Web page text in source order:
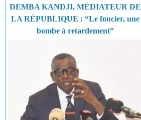
DEMBA KANDJI, MÉDIATEUR DE
LA RÉPUBLIQUE : “Le foncier, une
bombe à retardement”